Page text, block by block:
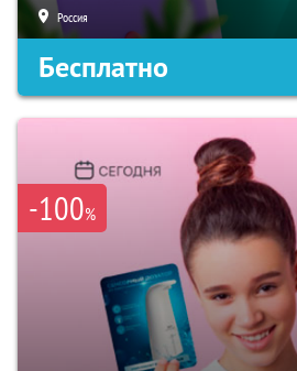
Россия
Бесплатно
-100%